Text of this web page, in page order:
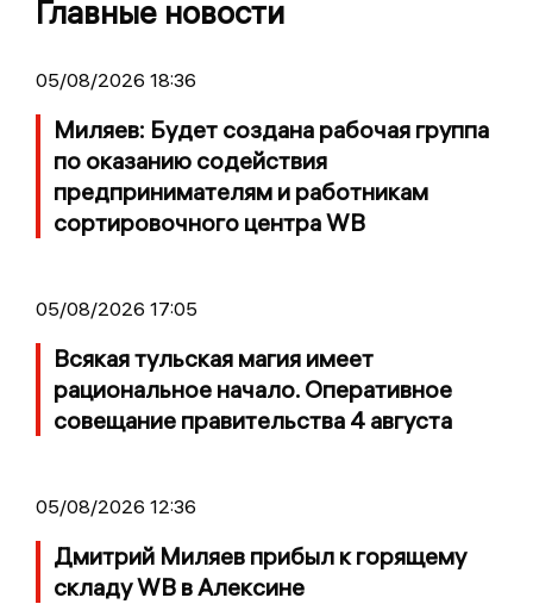
Главные новости
05/08/2026 18:36
Миляев: Будет создана рабочая группа
по оказанию содействия
предпринимателям и работникам
сортировочного центра WB
05/08/2026 17:05
Всякая тульская магия имеет
рациональное начало. Оперативное
совещание правительства 4 августа
05/08/2026 12:36
Дмитрий Миляев прибыл к горящему
складу WB в Алексине